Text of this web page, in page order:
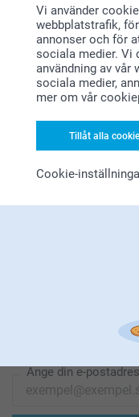
Vi använder
webbplatstrafik,
annonser och för
sociala medier. Vi
användning av vår
sociala medier,
mer om vår
Tillåt alla
Cookie-
Letar
Ange din e-